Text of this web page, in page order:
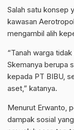
Salah satu konsep
kawasan
mengambil alih
“Tanah warga
Skemanya berupa
kepada PT BIBU,
aset,” katanya.
Menurut Erwanto,
dampak sosial